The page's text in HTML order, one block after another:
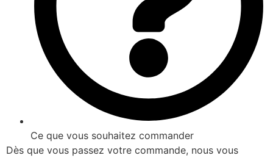
Ce que vous souhaitez commander
Dès que vous passez votre commande, nous vous